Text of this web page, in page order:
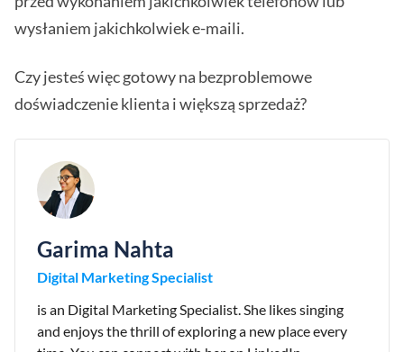
wysłaniem jakichkolwiek e-maili.
Czy jesteś więc gotowy na bezproblemowe
doświadczenie klienta i większą sprzedaż?
Garima Nahta
Digital Marketing Specialist
is an Digital Marketing Specialist. She likes singing
and enjoys the thrill of exploring a new place every